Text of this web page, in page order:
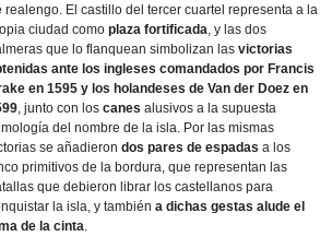
realengo. El castillo del tercer cuartel representa a la
ciudad como plaza fortificada, y las dos
que lo flanquean simbolizan las victorias
ante los ingleses comandados por Francis
en 1595 y los holandeses de Van der Doez en
, junto con los canes alusivos a la supuesta
del nombre de la isla. Por las mismas
se añadieron dos pares de espadas a los
primitivos de la bordura, que representan las
que debieron librar los castellanos para
la isla, y también a dichas gestas alude el
de la cinta.